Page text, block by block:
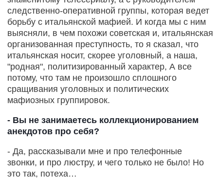
следственно-оперативной группы, которая ведет
борьбу с итальянской мафией. И когда мы с ним
выясняли, в чем похожи советская и, итальянская
организованная преступность, то я сказал, что
итальянская носит, скорее уголовный, а наша,
"родная", политизированный характер, А все
потому, что там не произошло сплошного
сращивания уголовных и политических
мафиозных группировок.
- Вы не занимаетесь коллекционированием
анекдотов про себя?
- Да, рассказывали мне и про телефонные
звонки, и про люстру, и чего только не было! Но
это так, потеха…